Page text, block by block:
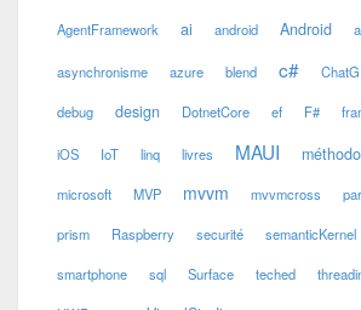
AgentFramework ai android Android
asynchronisme azure blend c#
debug design DotnetCore ef F#
iOS IoT linq livres MAUI
microsoft MVP mvvm mvvmcross
prism Raspberry securité semanticKernel
smartphone sql Surface teched